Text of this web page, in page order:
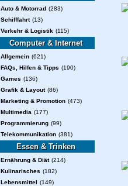
Auto & Motorrad (283)
Schifffahrt (13)
Verkehr & Logistik (115)
Computer & Internet
Allgemein (621)
FAQs, Hilfen & Tipps (190)
Games (136)
Grafik & Layout (86)
Marketing & Promotion (473)
Multimedia (177)
Programmierung (99)
Telekommunikation (381)
Essen & Trinken
Ernährung & Diät (214)
Kulinarisches (182)
Lebensmittel (149)